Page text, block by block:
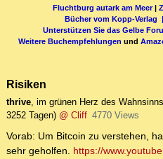
Fluchtburg autark am Meer|
Bücher vom Kopp-Verlag |
Unterstützen Sie das Gelbe
Weitere Buchempfehlungen und
Risiken
thrive, im grünen Herz des Wahnsinns
3252 Tagen) @ Cliff 4770 Views
Vorab: Um Bitcoin zu verstehen,
sehr geholfen. https://